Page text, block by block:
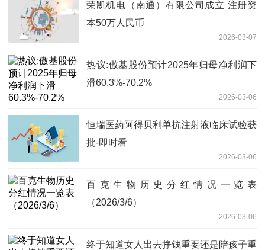
荣凯机电（南通）有限公司成立 注册资
本50万人民币
2026-03-07
热议:傲基股份预计2025年归母净利润下
滑60.3%-70.2%
2026-03-06
恒瑞医药阿得贝利单抗注射液临床试验获
批-即时看
2026-03-06
百克生物历史分红情况一览表
（2026/3/6）
2026-03-06
终于知道女人出去挣钱重要还是陪孩子重